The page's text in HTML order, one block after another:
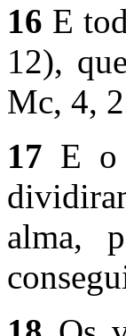
16 E
12),
Mc, 4,
17 E o
alma,